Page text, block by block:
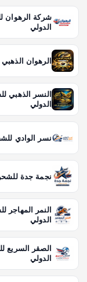
شركة الرهوان
الدولي
الرهوان
النسر الذهبي
الدولي
نسر الوادي
نجمة جدة
النمر المهاجر
الدولي
الصقر السريع
الدولي